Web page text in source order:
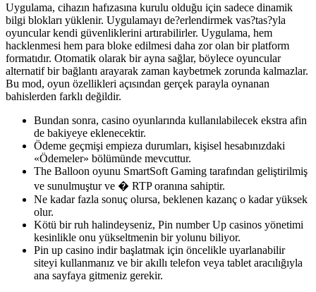
Uygulama, cihazın hafızasına kurulu olduğu için sadece dinamik
bilgi blokları yüklenir. Uygulamayı de?erlendirmek vas?tas?yla
oyuncular kendi güvenliklerini artırabilirler. Uygulama, hem
hacklenmesi hem para bloke edilmesi daha zor olan bir platform
formatıdır. Otomatik olarak bir ayna sağlar, böylece oyuncular
alternatif bir bağlantı arayarak zaman kaybetmek zorunda kalmazlar.
Bu mod, oyun özellikleri açısından gerçek parayla oynanan
bahislerden farklı değildir.
Bundan sonra, casino oyunlarında kullanılabilecek ekstra afin
de bakiyeye eklenecektir.
Ödeme geçmişi empieza durumları, kişisel hesabınızdaki
«Ödemeler» bölümünde mevcuttur.
The Balloon oyunu SmartSoft Gaming tarafından geliştirilmiş
ve sunulmuştur ve � RTP oranına sahiptir.
Ne kadar fazla sonuç olursa, beklenen kazanç o kadar yüksek
olur.
Kötü bir ruh halindeyseniz, Pin number Up casinos yönetimi
kesinlikle onu yükseltmenin bir yolunu biliyor.
Pin up casino indir başlatmak için öncelikle uyarlanabilir
siteyi kullanmanız ve bir akıllı telefon veya tablet aracılığıyla
ana sayfaya gitmeniz gerekir.